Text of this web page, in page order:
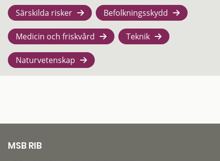
Särskilda risker Befolkningsskydd
Medicin och friskvård Teknik
Naturvetenskap
MSB RIB